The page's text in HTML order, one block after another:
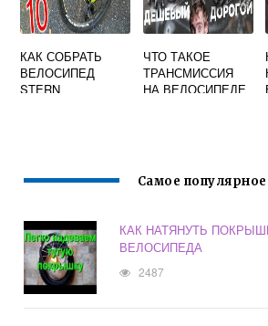
КАК СОБРАТЬ
ВЕЛОСИПЕД
STERN
ЧТО ТАКОЕ
ТРАНСМИССИЯ
НА ВЕЛОСИПЕДЕ
Самое
КАК НАТЯНУТЬ
ВЕЛОСИПЕДА
2487